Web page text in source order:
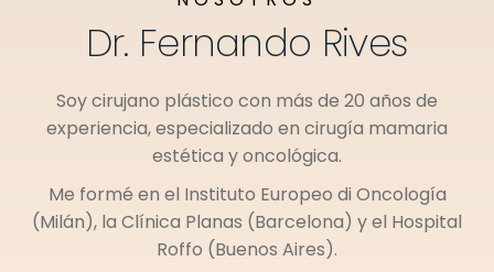
Dr. Fernando Rives
Soy cirujano plástico con más de 20 años de
experiencia, especializado en cirugía mamaria
estética y oncológica.
Me formé en el Instituto Europeo di Oncología
(Milán), la Clínica Planas (Barcelona) y el Hospital
Roffo (Buenos Aires).